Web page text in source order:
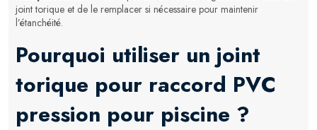
joint torique et de le remplacer si nécessaire pour maintenir
l’étanchéité.
Pourquoi utiliser un joint
torique pour raccord PVC
pression pour piscine ?